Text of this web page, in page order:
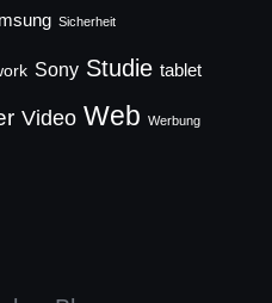
Sicherheit
Sony Studie tablet
Video Web Werbung